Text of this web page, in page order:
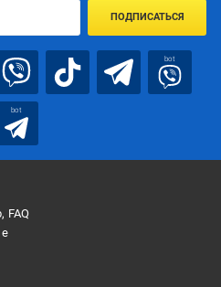
ПОДПИСАТЬСЯ
bot
bot
FAQ